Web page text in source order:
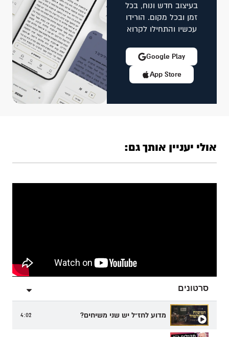
בעיצוב חדש ונוח, בכל
זמן ובכל מקום. הורידו
עכשיו והתחילו לקרוא
App Store
Google Play
אולי יעניין אותך גם:
סרטונים
מדוע לחז"ל יש שני משיחים? 4:02